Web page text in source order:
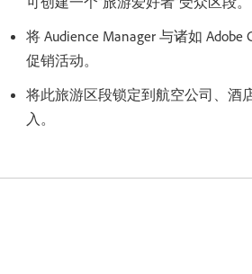
将 Audience Manager 与诸如
促销活动。
将此旅游区段锁定到航空公司、酒
入。